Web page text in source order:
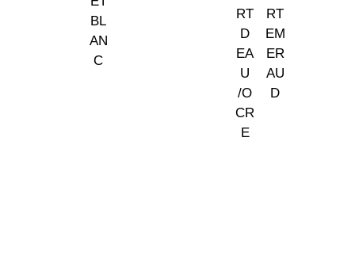
Somos tu tienda de papel pintado y decoración en Madrid.